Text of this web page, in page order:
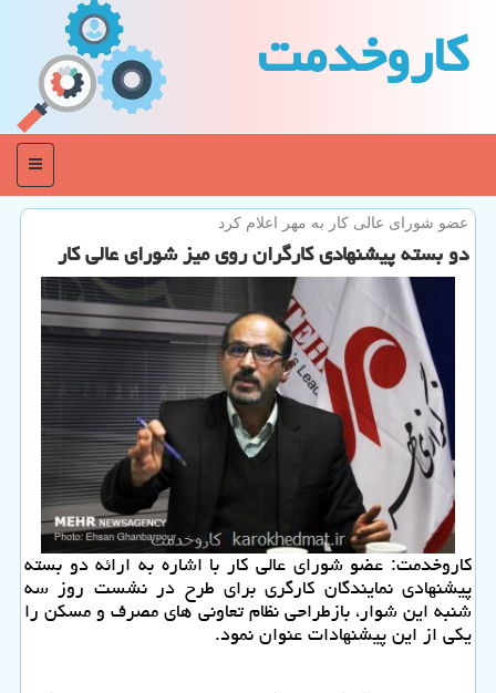
كاروخدمت
منو
عضو شورای عالی كار به مهر اعلام كرد
دو بسته پیشنهادی كارگران روی میز شورای عالی كار
كاروخدمت: عضو شورای عالی كار با اشاره به ارائه دو بسته
پیشنهادی نمایندگان كارگری برای طرح در نشست روز سه
شنبه این شوار، بازطراحی نظام تعاونی های مصرف و مسكن را
یكی از این پیشنهادات عنوان نمود.